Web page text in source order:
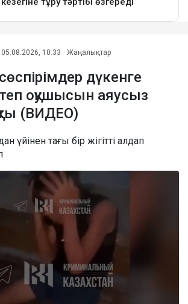
05.08.2026, 10:33 Жаңалықтар
дүкенге
оқушысын аяусыз
(ВИДЕО)
үйінен тағы бір жігітті алдап